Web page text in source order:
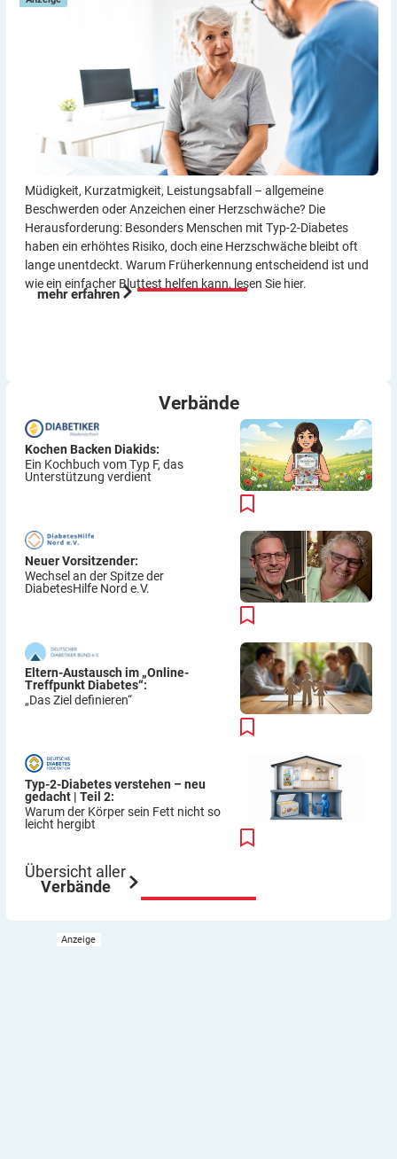
Müdigkeit, Kurzatmigkeit, Leistungsabfall – allgemeine
Beschwerden oder Anzeichen einer Herzschwäche? Die
Herausforderung: Besonders Menschen mit Typ-2-Diabetes
haben ein erhöhtes Risiko, doch eine Herzschwäche bleibt oft
lange unentdeckt. Warum Früherkennung entscheidend ist und
wie ein einfacher Bluttest helfen kann, lesen Sie hier.
mehr erfahren
Verbände
Kochen Backen Diakids:
Ein Kochbuch vom Typ F, das
Unterstützung verdient
Neuer Vorsitzender:
Wechsel an der Spitze der
DiabetesHilfe Nord e.V.
Eltern-Austausch im „Online-
Treffpunkt Diabetes“:
„Das Ziel definieren“
Typ-2-Diabetes verstehen – neu
gedacht | Teil 2:
Warum der Körper sein Fett nicht so
leicht hergibt
Übersicht aller
Verbände